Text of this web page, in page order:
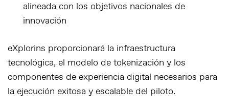
alineada con los objetivos nacionales de
innovación
eXplorins proporcionará la infraestructura
tecnológica, el modelo de tokenización y los
componentes de experiencia digital necesarios para
la ejecución exitosa y escalable del piloto.